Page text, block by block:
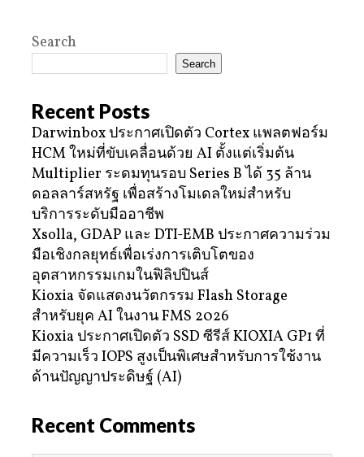
Search
Search
Recent Posts
Darwinbox ประกาศเปิดตัว Cortex แพลตฟอร์ม
HCM ใหม่ที่ขับเคลื่อนด้วย AI ตั้งแต่เริ่มต้น
Multiplier ระดมทุนรอบ Series B ได้ 35 ล้าน
ดอลลาร์สหรัฐ เพื่อสร้างโมเดลใหม่สำหรับ
บริการระดับมืออาชีพ
Xsolla, GDAP และ DTI-EMB ประกาศความร่วม
มือเชิงกลยุทธ์เพื่อเร่งการเติบโตของ
อุตสาหกรรมเกมในฟิลิปปินส์
Kioxia จัดแสดงนวัตกรรม Flash Storage
สำหรับยุค AI ในงาน FMS 2026
Kioxia ประกาศเปิดตัว SSD ซีรีส์ KIOXIA GP1 ที่
มีความเร็ว IOPS สูงเป็นพิเศษสำหรับการใช้งาน
ด้านปัญญาประดิษฐ์ (AI)
Recent Comments